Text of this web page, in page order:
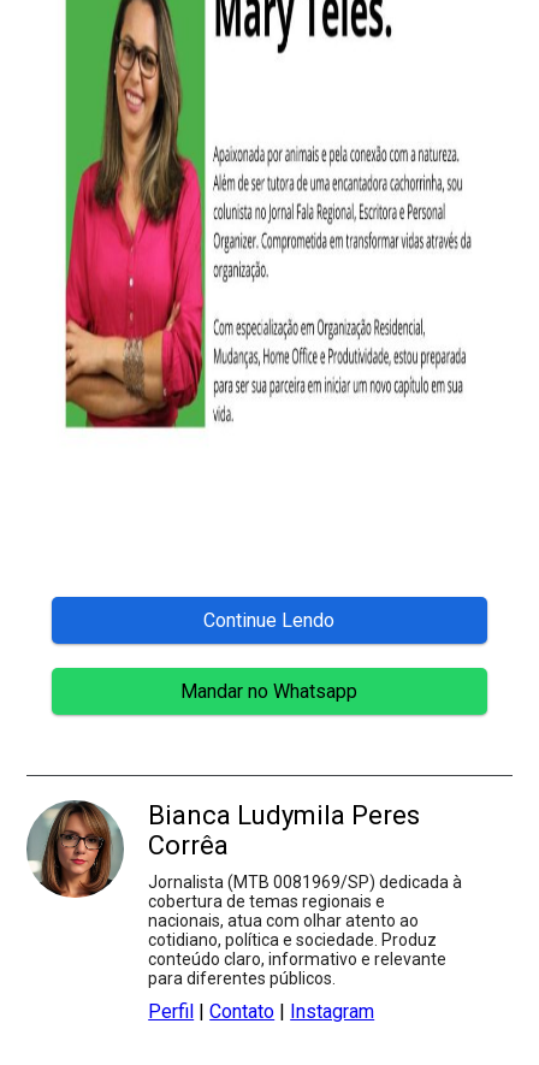
Continue Lendo
Mandar no Whatsapp
Bianca Ludymila Peres
Corrêa
Jornalista (MTB 0081969/SP) dedicada à
cobertura de temas regionais e
nacionais, atua com olhar atento ao
cotidiano, política e sociedade. Produz
conteúdo claro, informativo e relevante
para diferentes públicos.
Perfil |Contato Instagram